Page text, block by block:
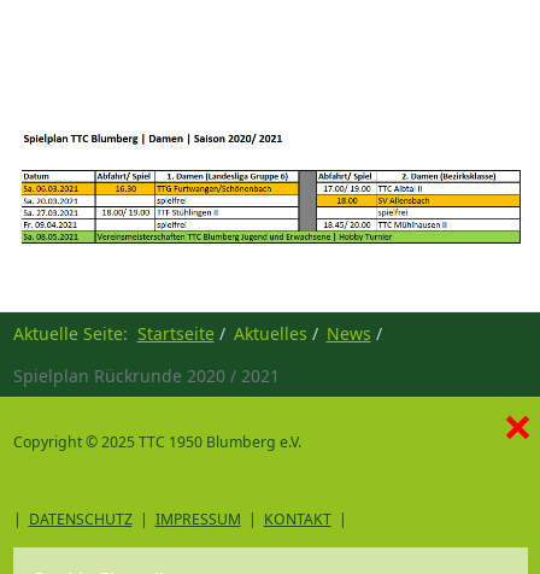
Aktuelle Seite: Startseite Aktuelles
News
Spielplan Rückrunde 2020 / 2021
Copyright © 2025 TTC 1950 Blumberg e.V.
| DATENSCHUTZ| IMPRESSUM | KONTAKT|
×